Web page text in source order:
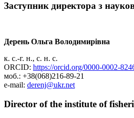
Заступник директора з
Дерень Ольга Володимирівна
к. с.-г. н., с. н. с.
ORCID: https://orcid.org/0000-0002-
моб.: +38(068)216-89-21
e-mail: derenj@ukr.net
Director of the institute of